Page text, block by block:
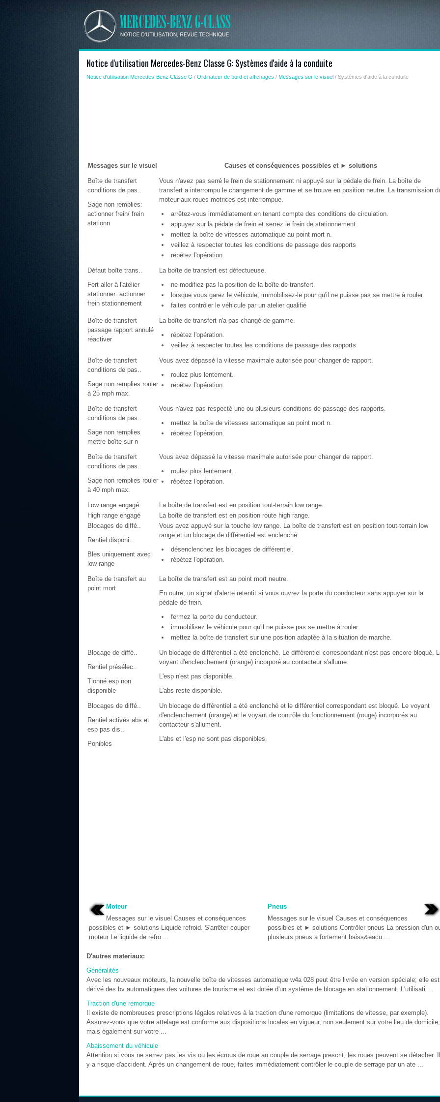
Notice d'utilisation Mercedes-Benz Classe G: Systèmes d'aide à la conduite
Notice d'utilisation Mercedes-Benz Classe G / Ordinateur de bord et affichages / Messages sur le visuel/ Systèmes d'aide à la conduite
Messages sur le visuel Causes et conséquences possibles et ► solutions
Boîte de transfert
conditions de pas..
Sage non remplies:
actionner frein/ frein
stationn
Vous n'avez pas serré le frein de stationnement ni appuyé sur la pédale de frein. La boîte de
transfert a interrompu le changement de gamme et se trouve en position neutre. La transmission
moteur aux roues motrices est interrompue.
arrêtez-vous immédiatement en tenant compte des conditions de circulation.
appuyez sur la pédale de frein et serrez le frein de stationnement.
mettez la boîte de vitesses automatique au point mort n.
veillez à respecter toutes les conditions de passage des rapports
répétez l'opération.
Défaut boîte trans..
Fert aller à l'atelier
stationner: actionner
frein stationnement
La boîte de transfert est défectueuse.
ne modifiez pas la position de la boîte de transfert.
lorsque vous garez le véhicule, immobilisez-le pour qu'il ne puisse pas se mettre à rouler.
faites contrôler le véhicule par un atelier qualifié
Boîte de transfert
passage rapport annulé
réactiver
La boîte de transfert n'a pas changé de gamme.
répétez l'opération.
veillez à respecter toutes les conditions de passage des rapports
Boîte de transfert
conditions de pas..
Sage non remplies rouler
à 25 mph max.
Vous avez dépassé la vitesse maximale autorisée pour changer de rapport.
roulez plus lentement.
répétez l'opération.
Boîte de transfert
conditions de pas..
Sage non remplies
mettre boîte sur n
Vous n'avez pas respecté une ou plusieurs conditions de passage des rapports.
mettez la boîte de vitesses automatique au point mort n.
répétez l'opération.
Boîte de transfert
conditions de pas..
Sage non remplies rouler
à 40 mph max.
Vous avez dépassé la vitesse maximale autorisée pour changer de rapport.
roulez plus lentement.
répétez l'opération.
Low range engagé
La boîte de transfert est en position tout-terrain low range.
High range engagé
La boîte de transfert est en position route high range.
Blocages de diffé..
Rentiel disponi..
Bles uniquement avec
low range
Vous avez appuyé sur la touche low range. La boîte de transfert est en position tout-terrain low
range et un blocage de différentiel est enclenché.
désenclenchez les blocages de différentiel.
répétez l'opération.
Boîte de transfert au
point mort
La boîte de transfert est au point mort neutre.
En outre, un signal d'alerte retentit si vous ouvrez la porte du conducteur sans appuyer sur la
pédale de frein.
fermez la porte du conducteur.
immobilisez le véhicule pour qu'il ne puisse pas se mettre à rouler.
mettez la boîte de transfert sur une position adaptée à la situation de marche.
Blocage de diffé..
Rentiel présélec..
Tionné esp non
disponible
Un blocage de différentiel a été enclenché. Le différentiel correspondant n'est pas encore bloqué.
voyant d'enclenchement (orange) incorporé au contacteur s'allume.
L'esp n'est pas disponible.
L'abs reste disponible.
Blocages de diffé..
Rentiel activés abs et
esp pas dis..
Ponibles
Un blocage de différentiel a été enclenché et le différentiel correspondant est bloqué. Le voyant
d'enclenchement (orange) et le voyant de contrôle du fonctionnement (rouge) incorporés au
contacteur s'allument.
L'abs et l'esp ne sont pas disponibles.
Moteur
Messages sur le visuel Causes et conséquences
possibles et ► solutions Liquide refroid. S'arrêter couper
moteur Le liquide de refro ...
Pneus
Messages sur le visuel Causes et conséquences
possibles et ► solutions Contrôler pneus La pression d'un
plusieurs pneus a fortement baiss&eacu ...
D'autres materiaux:
Généralités
Avec les nouveaux moteurs, la nouvelle boîte de vitesses automatique w4a 028 peut être livrée en version spéciale; elle est
dérivé des bv automatiques des voitures de tourisme et est dotée d'un système de blocage en stationnement. L'utilisati ...
Traction d'une remorque
Il existe de nombreuses prescriptions légales relatives à la traction d'une remorque (limitations de vitesse, par exemple).
Assurez-vous que votre attelage est conforme aux dispositions locales en vigueur, non seulement sur votre lieu de domicile,
mais également sur votre ...
Abaissement du véhicule
Attention si vous ne serrez pas les vis ou les écrous de roue au couple de serrage prescrit, les roues peuvent se détacher. Il
y a risque d'accident. Après un changement de roue, faites immédiatement contrôler le couple de serrage par un ate ...